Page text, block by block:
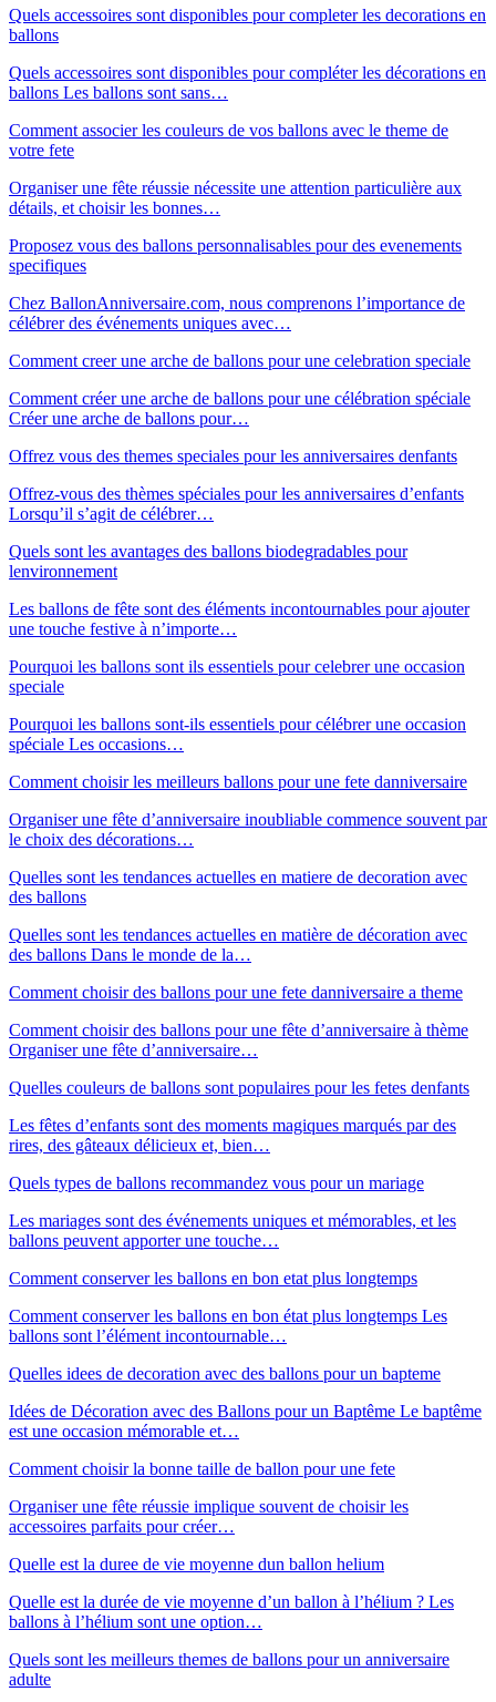
Quels accessoires sont disponibles pour completer les decorations en
ballons
Quels accessoires sont disponibles pour compléter les décorations en
ballons Les ballons sont sans…
Comment associer les couleurs de vos ballons avec le theme de
votre fete
Organiser une fête réussie nécessite une attention particulière aux
détails, et choisir les bonnes…
Proposez vous des ballons personnalisables pour des evenements
specifiques
Chez BallonAnniversaire.com, nous comprenons l’importance de
célébrer des événements uniques avec…
Comment creer une arche de ballons pour une celebration speciale
Comment créer une arche de ballons pour une célébration spéciale
Créer une arche de ballons pour…
Offrez vous des themes speciales pour les anniversaires denfants
Offrez-vous des thèmes spéciales pour les anniversaires d’enfants
Lorsqu’il s’agit de célébrer…
Quels sont les avantages des ballons biodegradables pour
lenvironnement
Les ballons de fête sont des éléments incontournables pour ajouter
une touche festive à n’importe…
Pourquoi les ballons sont ils essentiels pour celebrer une occasion
speciale
Pourquoi les ballons sont-ils essentiels pour célébrer une occasion
spéciale Les occasions…
Comment choisir les meilleurs ballons pour une fete danniversaire
Organiser une fête d’anniversaire inoubliable commence souvent par
le choix des décorations…
Quelles sont les tendances actuelles en matiere de decoration avec
des ballons
Quelles sont les tendances actuelles en matière de décoration avec
des ballons Dans le monde de la…
Comment choisir des ballons pour une fete danniversaire a theme
Comment choisir des ballons pour une fête d’anniversaire à thème
Organiser une fête d’anniversaire…
Quelles couleurs de ballons sont populaires pour les fetes denfants
Les fêtes d’enfants sont des moments magiques marqués par des
rires, des gâteaux délicieux et, bien…
Quels types de ballons recommandez vous pour un mariage
Les mariages sont des événements uniques et mémorables, et les
ballons peuvent apporter une touche…
Comment conserver les ballons en bon etat plus longtemps
Comment conserver les ballons en bon état plus longtemps Les
ballons sont l’élément incontournable…
Quelles idees de decoration avec des ballons pour un bapteme
Idées de Décoration avec des Ballons pour un Baptême Le baptême
est une occasion mémorable et…
Comment choisir la bonne taille de ballon pour une fete
Organiser une fête réussie implique souvent de choisir les
accessoires parfaits pour créer…
Quelle est la duree de vie moyenne dun ballon helium
Quelle est la durée de vie moyenne d’un ballon à l’hélium ? Les
ballons à l’hélium sont une option…
Quels sont les meilleurs themes de ballons pour un anniversaire
adulte